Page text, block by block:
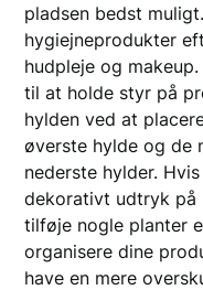
pladsen bedst
hygiejneprodukter
hudpleje og
til at holde styr på
hylden ved at
øverste hylde og de
nederste hylder.
dekorativt udtryk på
tilføje nogle planter
organisere dine
have en mere